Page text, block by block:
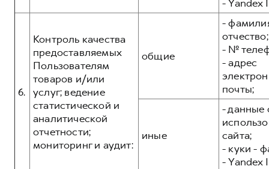
- Yandex
6.
Контроль качества
предоставляемых
Пользователям
товаров и/или
услуг; ведение
статистической и
аналитической
отчетности;
мониторинг и аудит:
общие
-
отчество;
- №
- адрес
почты;
иные
- данные
сайта;
- куки -
- Yandex